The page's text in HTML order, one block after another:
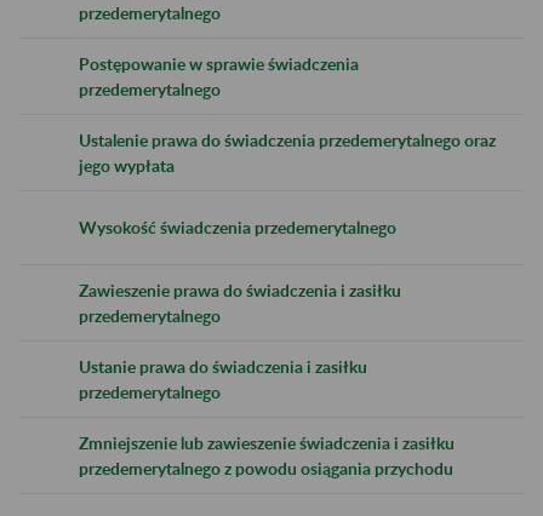
przedemerytalnego
Postępowanie w sprawie świadczenia
przedemerytalnego
Ustalenie prawa do świadczenia przedemerytalnego oraz
jego wypłata
Wysokość świadczenia przedemerytalnego
Zawieszenie prawa do świadczenia i zasiłku
przedemerytalnego
Ustanie prawa do świadczenia i zasiłku
przedemerytalnego
Zmniejszenie lub zawieszenie świadczenia i zasiłku
przedemerytalnego z powodu osiągania przychodu